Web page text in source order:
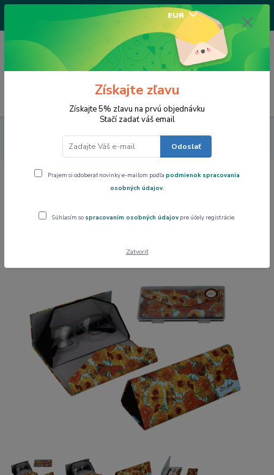
EUR
/Po-Pi 9-17 hod/
0,00 EUR
Art Gallery Collection
Púzdro na okuliare Vincent van GOGH
Slnečnice CARMANI, 0218352
Púzdro na okuliare Vincent van GOGH
Získajte zľavu
Získajte 5% zľavu na prvú objednávku
Stačí zadať váš email
Odoslať
Prajem si odoberať novinky e-mailom podľa podmienok spracovania
osobných údajov.
Súhlasím so spracovaním osobných údajov pre účely registrácie.
Zatvoriť